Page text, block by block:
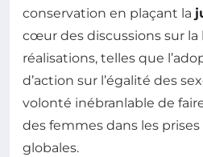
conservation en plaçant la
cœur des discussions sur la
réalisations, telles que
d’action sur l’égalité des
volonté inébranlable de
des femmes dans les
globales.